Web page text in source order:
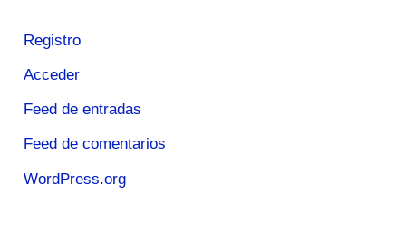
Registro
Acceder
Feed de entradas
Feed de comentarios
WordPress.org